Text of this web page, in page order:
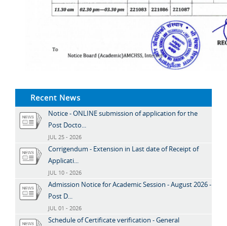
Recent News
Notice - ONLINE submission of application for the
Post Docto...
JUL 25 - 2026
Corrigendum - Extension in Last date of Receipt of
Applicati...
JUL 10 - 2026
Admission Notice for Academic Session - August 2026 -
Post D...
JUL 01 - 2026
Schedule of Certificate verification - General